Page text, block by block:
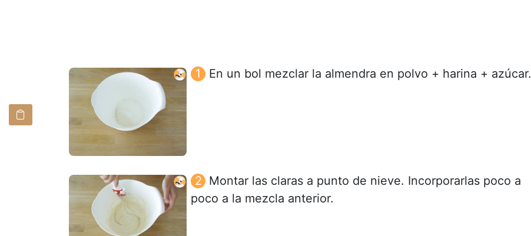
En un bol mezclar la almendra en polvo + harina + azúcar.
Montar las claras a punto de nieve. Incorporarlas poco a
poco a la mezcla anterior.